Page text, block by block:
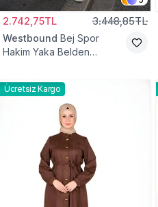
2.742,75TL 3.448,85TL
Westbound Bej Spor
Hakim Yaka Belden
Ücretsiz Kargo